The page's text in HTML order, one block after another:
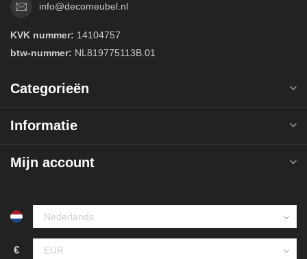
info@decomeubel.nl
KVK nummer: 14104757
btw-nummer: NL819775113B.01
Categorieën
Informatie
Mijn account
€